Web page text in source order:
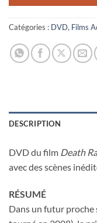
Catégories : DVD, Films
DESCRIPTION
DVD du film Death
avec des scènes
RÉSUMÉ
Dans un futur